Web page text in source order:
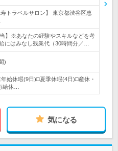
トラベルサロン】 東京都渋谷区恵
】※あなたの経験やスキルなどを考
にはみなし残業代（30時間分／…
)
始休暇(9日)□夏季休暇(4日)□産休・
給休…
気になる